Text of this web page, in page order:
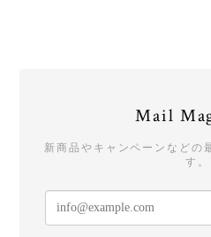
Mail
新商品やキャンペーンなどの
す。